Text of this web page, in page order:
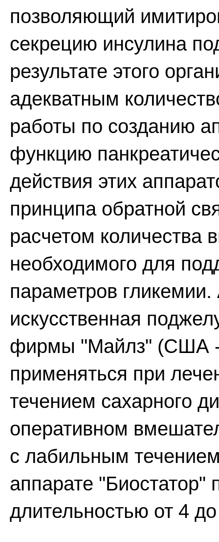
позволяющий
секрецию инсулина
результате этого
адекватным
работы по созданию
функцию
действия этих
принципа обратной
расчетом количества
необходимого для
параметров
искусственная
фирмы "Майлз" (США -
применяться при
течением сахарного
оперативном
с лабильным
аппарате "Биостатор"
длительностью от 4